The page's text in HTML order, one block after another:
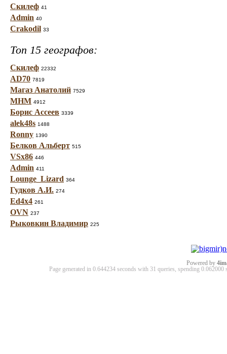
Скилеф 41
Admin 40
Crakodil 33
Топ 15 географов:
Скилеф 22332
AD70 7819
Магаз Анатолий 7529
МНМ 4912
Борис Ассеев 3339
alek48s 1488
Ronny 1390
Белков Альберт 515
VSx86 446
Admin 411
Lounge_Lizard 364
Гудков А.И. 274
Ed4x4 261
OVN 237
Рыковкин Владимир 225
Powered by
Page generated in 0.644234 seconds with 31 queries, spending